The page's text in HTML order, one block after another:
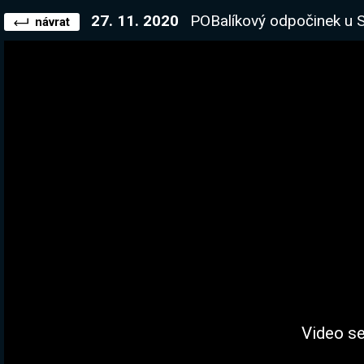
návrat 27. 11. 2020 POBalíkový odpočinek u Shadowlands.
Video